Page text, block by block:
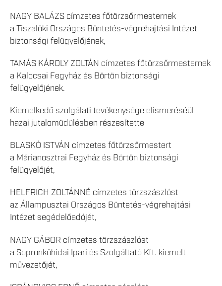
NAGY BALÁZS címzetes főtörzsőrmesternek
a Tiszalöki Országos Büntetés-végrehajtási Intézet
biztonsági felügyelőjének,
TAMÁS KÁROLY ZOLTÁN címzetes főtörzsőrmesternek
a Kalocsai Fegyház és Börtön biztonsági
felügyelőjének.
Kiemelkedő szolgálati tevékenysége elismeréséül
hazai jutalomüdülésben részesítette
BLASKÓ ISTVÁN címzetes főtörzsőrmestert
a Márianosztrai Fegyház és Börtön biztonsági
felügyelőjét,
HELFRICH ZOLTÁNNÉ címzetes törzszászlóst
az Állampusztai Országos Büntetés-végrehajtási
Intézet segédelőadóját,
NAGY GÁBOR címzetes törzszászlóst
a Sopronkőhidai Ipari és Szolgáltató Kft. kiemelt
művezetőjét,